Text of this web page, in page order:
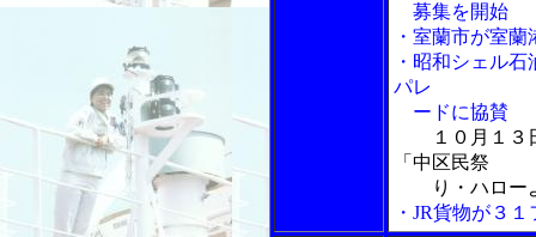
募集を開始
・室蘭市が室
・昭和シェル
パレ
ードに協賛
１０月１
「中区民祭
り・ハローよ
・JR貨物が３